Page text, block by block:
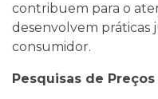
contribuem para o
desenvolvem práticas
consumidor.
Pesquisas de Preços